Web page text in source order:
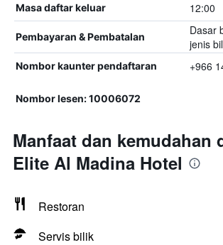
Masa daftar keluar 12:00
Pembayaran & Pembatalan
Dasar
jenis
Nombor kaunter pendaftaran +966
Nombor lesen: 10006072
Manfaat dan kemudahan
Elite Al Madina Hotel
Restoran
Servis bilik